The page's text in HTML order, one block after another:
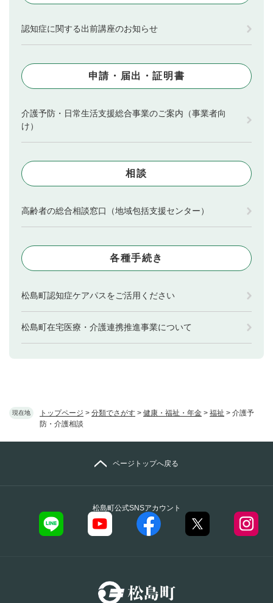
現在地 トップページ > 分類でさがす > 健康・福祉・年金 > 福祉 > 介護予
防・介護相談
認知症に関する出前講座のお知らせ
申請・届出・証明書
介護予防・日常生活支援総合事業のご案内（事業者向
け）
相談
高齢者の総合相談窓口（地域包括支援センター）
各種手続き
松島町認知症ケアパスをご活用ください
松島町在宅医療・介護連携推進事業について
松島町公式SNSアカウント
ページトップへ戻る